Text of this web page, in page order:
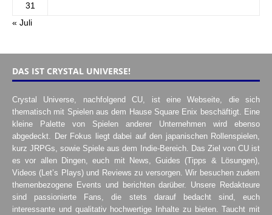
31
« Juli
DAS IST CRYSTAL UNIVERSE!
Crystal Universe, nachfolgend CU, ist eine Webseite, die sich
thematisch mit Spielen aus dem Hause Square Enix beschäftigt. Eine
kleine Palette von Spielen anderer Unternehmen wird ebenso
abgedeckt. Der Fokus liegt dabei auf den japanischen Rollenspielen,
kurz JRPGs, sowie Spiele aus dem Indie-Bereich. Das Ziel von CU ist
es vor allen Dingen, euch mit News, Guides (Tipps & Lösungen),
Videos (Let’s Plays) und Reviews zu versorgen. Wir besuchen zudem
themenbezogene Events und berichten darüber. Unsere Redakteure
sind passionierte Fans, die stets darauf bedacht sind, euch
interessante und qualitativ hochwertige Inhalte zu bieten. Taucht mit